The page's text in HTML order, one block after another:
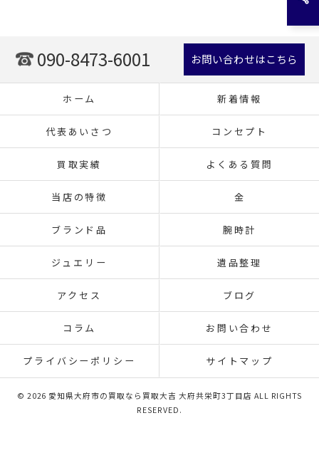
090-8473-6001 お問い合わせはこちら
ホーム 新着情報
代表あいさつ コンセプト
買取実績 よくある質問
当店の特徴 金
ブランド品 腕時計
ジュエリー 遺品整理
アクセス ブログ
コラム お問い合わせ
プライバシーポリシー サイトマップ
© 2026 愛知県大府市の買取なら買取大吉 大府共栄町3丁目店 ALL RIGHTS
RESERVED.